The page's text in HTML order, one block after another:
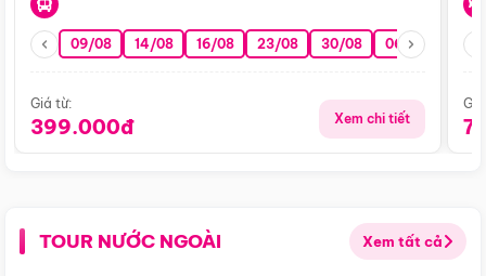
09/08 14/08 16/08 23/08 30/08 06/09 13/09
Giá từ:
399.000đ Xem chi tiết
TOUR NƯỚC NGOÀI Xem tất cả
Điểm nổi bật